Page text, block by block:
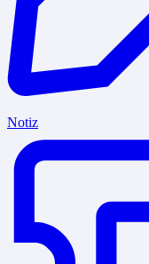
Notiz